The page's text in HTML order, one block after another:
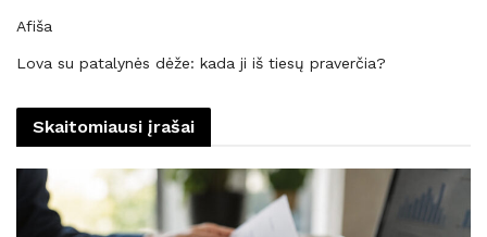
Afiša
Lova su patalynės dėže: kada ji iš tiesų praverčia?
Skaitomiausi įrašai